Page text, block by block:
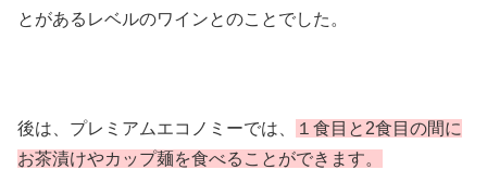
とがあるレベルのワインとのことでした。
後は、プレミアムエコノミーでは、
１食目と2食目の間に
お茶漬けやカップ麺を食べることができます。